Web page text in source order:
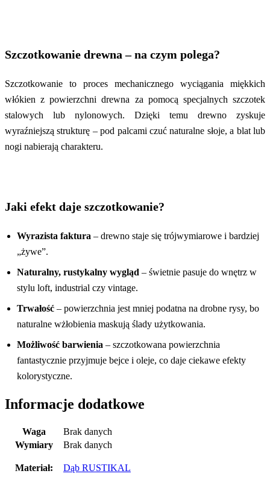
Szczotkowanie drewna – na czym polega?
Szczotkowanie to proces mechanicznego wyciągania miękkich
włókien z powierzchni drewna za pomocą specjalnych szczotek
stalowych lub nylonowych. Dzięki temu drewno zyskuje
wyraźniejszą strukturę – pod palcami czuć naturalne słoje, a blat lub
nogi nabierają charakteru.
Jaki efekt daje szczotkowanie?
Wyrazista faktura – drewno staje się trójwymiarowe i bardziej
„żywe”.
Naturalny, rustykalny wygląd – świetnie pasuje do wnętrz w
stylu loft, industrial czy vintage.
Trwałość – powierzchnia jest mniej podatna na drobne rysy, bo
naturalne wżłobienia maskują ślady użytkowania.
Możliwość barwienia – szczotkowana powierzchnia
fantastycznie przyjmuje bejce i oleje, co daje ciekawe efekty
kolorystyczne.
Informacje dodatkowe
Waga
Brak danych
Wymiary
Brak danych
Materiał: Dąb RUSTIKAL